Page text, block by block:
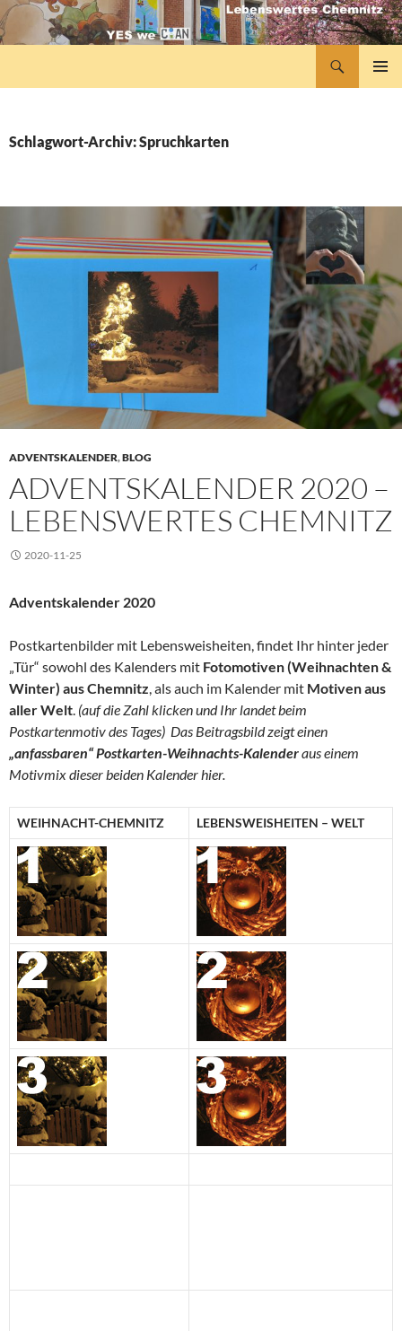
Zum
Inhalt
Schlagwort-Archiv: Spruchkarten
ADVENTSKALENDER,BLOG
ADVENTSKALENDER 2020 –
LEBENSWERTES CHEMNITZ
2020-11-25
Adventskalender 2020
Postkartenbilder mit Lebensweisheiten, findet Ihr hinter jeder
„Tür“ sowohl des Kalenders mit Fotomotiven (Weihnachten &
Winter) aus Chemnitz , als auch im Kalender mit Motiven aus
aller Welt (auf die Zahl klicken und Ihr landet beim
Postkartenmotiv des Tages) Das Beitragsbild zeigt einen
„anfassbaren“ Postkarten-Weihnachts-Kalenderaus einem
Motivmix dieser beiden Kalender hier.
WEIHNACHT-CHEMNITZ LEBENSWEISHEITEN – WELT